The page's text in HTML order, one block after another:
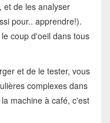
et de les analyser
pour.. apprendre!).
coup d'oeil dans tous
et de le tester, vous
complexes dans
machine à café, c'est